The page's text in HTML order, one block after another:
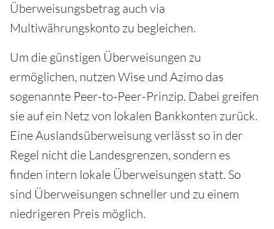
Überweisungsbetrag auch via
Multiwährungskonto zu begleichen.
Um die günstigen Überweisungen zu
ermöglichen, nutzen Wise und Azimo das
sogenannte Peer-to-Peer-Prinzip. Dabei greifen
sie auf ein Netz von lokalen Bankkonten zurück.
Eine Auslandsüberweisung verlässt so in der
Regel nicht die Landesgrenzen, sondern es
finden intern lokale Überweisungen statt. So
sind Überweisungen schneller und zu einem
niedrigeren Preis möglich.